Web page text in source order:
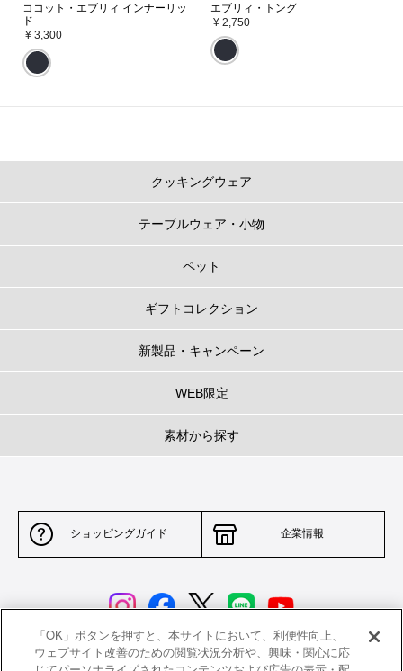
コンパクト設計
径が小さいので、調理中に隣のお鍋とぶつかるなんてこともありません。オ
ーブンのサイズを気にすることなくオーブン料理だって楽しめます。
収納を選ばず、あえてキッチンに出しておきたくなるような多彩なカラーリ
ココット・エブリィの深さ
ブラックマットホーロー(内側)
油馴染みがよく、焼き付けるお料理にも最適。
専用のインナーリッド(内フタ)
日本の土鍋よりヒントを得たインナーリッド（内フタ）をストーンウェアで
開発しました。炊飯や煮物を調理する際に吹きこぼれを防ぐので、料理中の
ストレスを軽減します。
ココット・エブリィ インナーリッ
ド
¥ 3,300
エブリィ・トング
¥ 2,750
クッキングウェア
テーブルウェア・小物
ペット
ギフトコレクション
新製品・キャンペーン
WEB限定
素材から探す
ショッピングガイド 企業情報
「OK」ボタンを押すと、本サイトにおいて、利便性向上、
ウェブサイト改善のための閲覧状況分析や、興味・関心に応